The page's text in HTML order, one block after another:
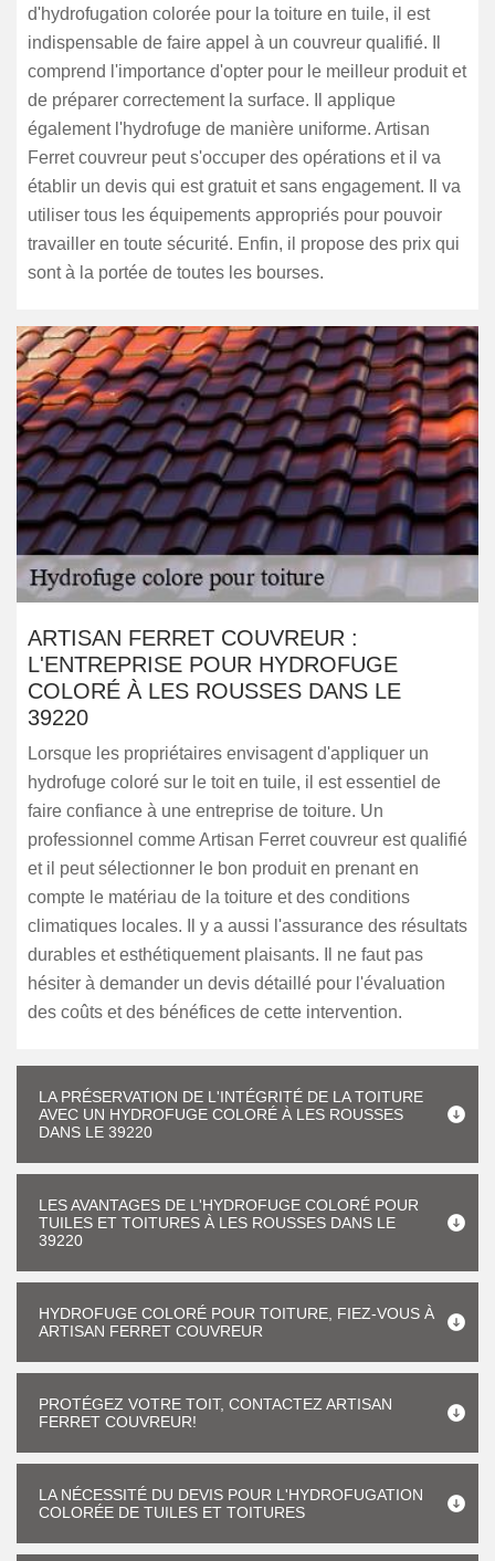
d'hydrofugation colorée pour la toiture en tuile, il est
indispensable de faire appel à un couvreur qualifié. Il
comprend l'importance d'opter pour le meilleur produit et
de préparer correctement la surface. Il applique
également l'hydrofuge de manière uniforme. Artisan
Ferret couvreur peut s'occuper des opérations et il va
établir un devis qui est gratuit et sans engagement. Il va
utiliser tous les équipements appropriés pour pouvoir
travailler en toute sécurité. Enfin, il propose des prix qui
sont à la portée de toutes les bourses.
ARTISAN FERRET COUVREUR :
L'ENTREPRISE POUR HYDROFUGE
COLORÉ À LES ROUSSES DANS LE
39220
Lorsque les propriétaires envisagent d'appliquer un
hydrofuge coloré sur le toit en tuile, il est essentiel de
faire confiance à une entreprise de toiture. Un
professionnel comme Artisan Ferret couvreur est qualifié
et il peut sélectionner le bon produit en prenant en
compte le matériau de la toiture et des conditions
climatiques locales. Il y a aussi l'assurance des résultats
durables et esthétiquement plaisants. Il ne faut pas
hésiter à demander un devis détaillé pour l'évaluation
des coûts et des bénéfices de cette intervention.
LA PRÉSERVATION DE L'INTÉGRITÉ DE LA TOITURE
AVEC UN HYDROFUGE COLORÉ À LES ROUSSES
DANS LE 39220
LES AVANTAGES DE L'HYDROFUGE COLORÉ POUR
TUILES ET TOITURES À LES ROUSSES DANS LE
39220
HYDROFUGE COLORÉ POUR TOITURE, FIEZ-VOUS À
ARTISAN FERRET COUVREUR
PROTÉGEZ VOTRE TOIT, CONTACTEZ ARTISAN
FERRET COUVREUR!
LA NÉCESSITÉ DU DEVIS POUR L'HYDROFUGATION
COLORÉE DE TUILES ET TOITURES